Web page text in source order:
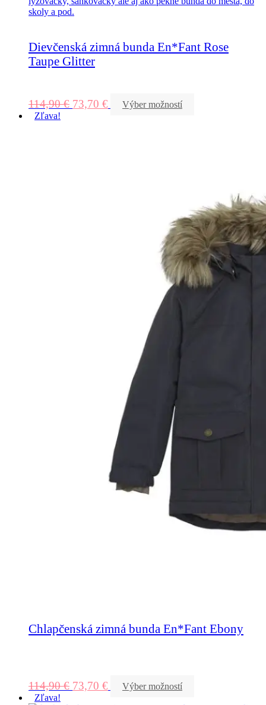
Dievčenská zimná bunda En*Fant Rose
Taupe Glitter
114,90€ 73,70 €
Výber možností
Zľava!
Chlapčenská zimná bunda En*Fant Ebony
114,90€ 73,70 €
Výber možností
Zľava!